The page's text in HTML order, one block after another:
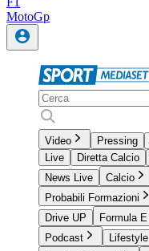
MotoGp
Video Pressing
Live
Diretta Calcio
News Live
Calcio
Probabili Formazioni
Drive UP
Formula E
Podcast
Lifestyle